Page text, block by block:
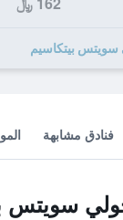
فنادق مشابهة
سويتس